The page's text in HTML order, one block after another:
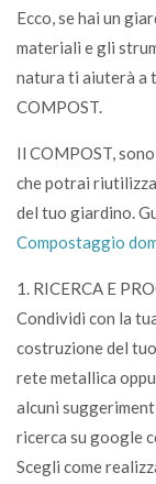
Ecco, se hai un
materiali e gli
natura ti aiuterà a
COMPOST.
Il COMPOST,
che potrai
del tuo giardino.
Compostaggio
1. RICERCA E
Condividi con la
costruzione del
rete metallica
alcuni
ricerca su google
Scegli come